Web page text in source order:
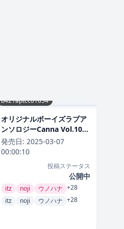
b421aptcc01854
オリジナルボーイズラブア
ンソロジーCanna Vol.100
恋愛
発売日: 2025-03-07
00:00:10
投稿ステータス
公開中
itz noji ウノハナ +28
itz
noji ウノハナ +28